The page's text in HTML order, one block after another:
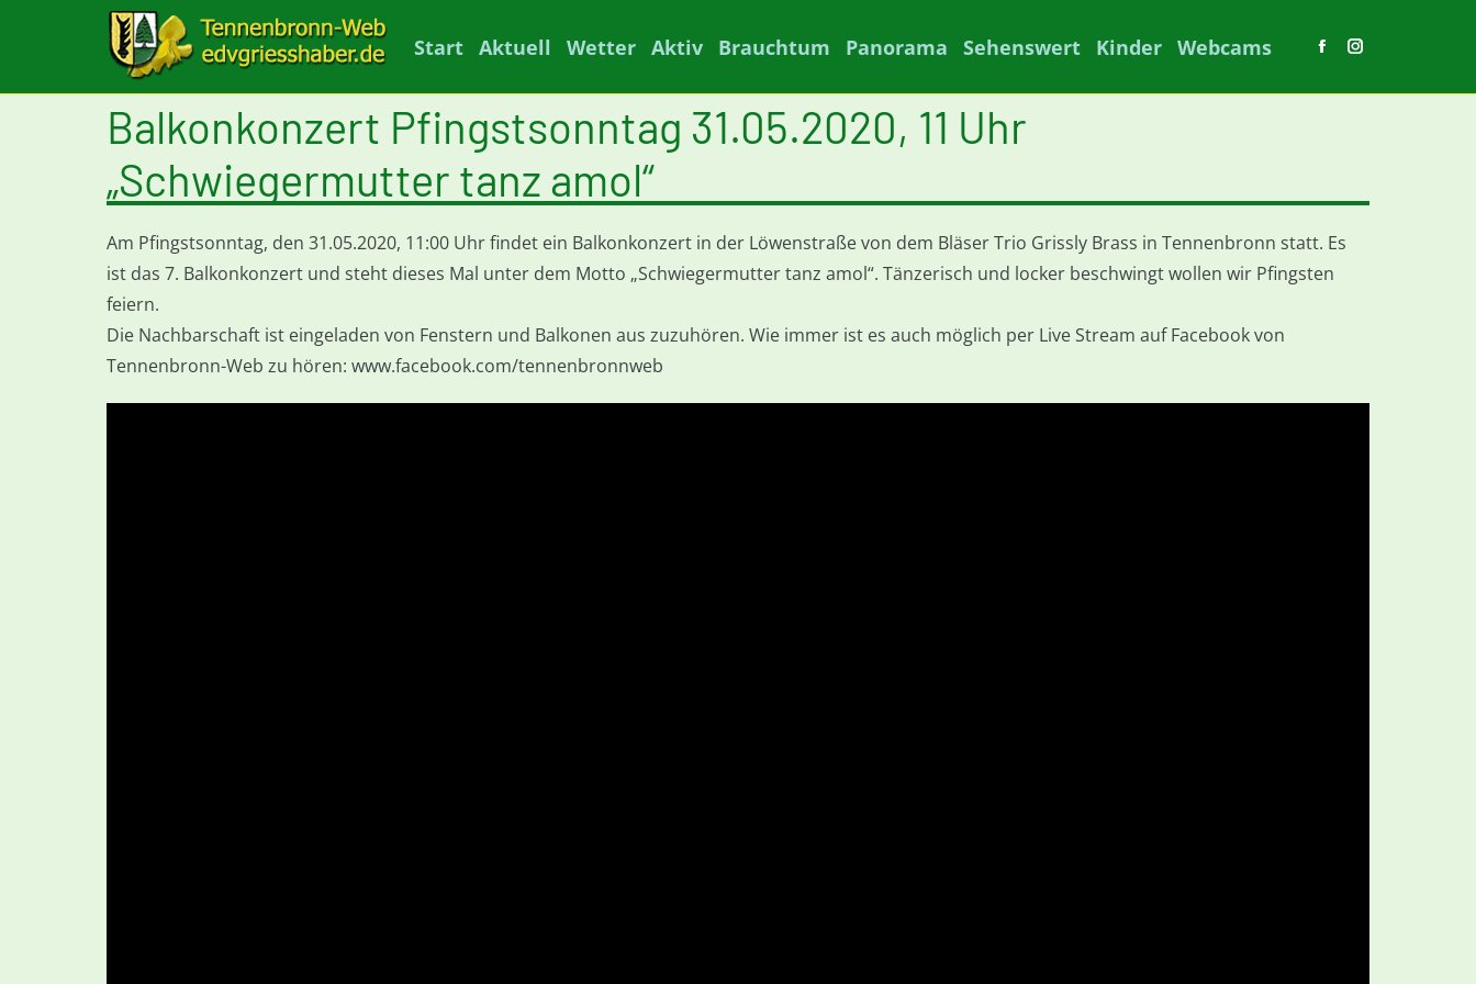
Start Aktuell Wetter Aktiv Brauchtum Panorama Sehenswert Kinder Webcams
Facebook
window
Instagram
window
Balkonkonzert Pfingstsonntag 31.05.2020, 11 Uhr
„Schwiegermutter tanz amol“
Am Pfingstsonntag, den 31.05.2020, 11:00 Uhr findet ein Balkonkonzert in der Löwenstraße von dem Bläser Trio Grissly Brass in Tennenbronn statt. Es
ist das 7. Balkonkonzert und steht dieses Mal unter dem Motto „Schwiegermutter tanz amol“. Tänzerisch und locker beschwingt wollen wir Pfingsten
feiern.
Die Nachbarschaft ist eingeladen von Fenstern und Balkonen aus zuzuhören. Wie immer ist es auch möglich per Live Stream auf Facebook von
Tennenbronn-Web zu hören: www.facebook.com/tennenbronnweb